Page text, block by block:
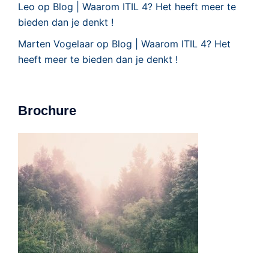
Leo op Blog | Waarom ITIL 4? Het heeft meer te
bieden dan je denkt !
Marten Vogelaar op Blog | Waarom ITIL 4? Het
heeft meer te bieden dan je denkt !
Brochure